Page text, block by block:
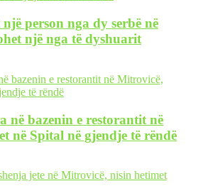
person nga dy serbë në
një nga të dyshuarit
në bazenin e restorantit në
në Spital në gjendje të rëndë